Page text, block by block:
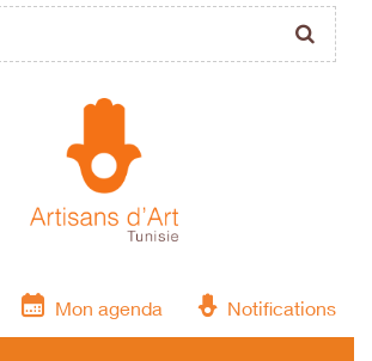
Mon agenda Notifications